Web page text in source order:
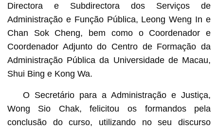
Directora e Subdirectora dos Serviços de
Administração e Função Pública, Leong Weng In e
Chan Sok Cheng, bem como o Coordenador e
Coordenador Adjunto do Centro de Formação da
Administração Pública da Universidade de Macau,
Shui Bing e Kong Wa.
O Secretário para a Administração e Justiça,
Wong Sio Chak, felicitou os formandos pela
conclusão do curso, utilizando no seu discurso